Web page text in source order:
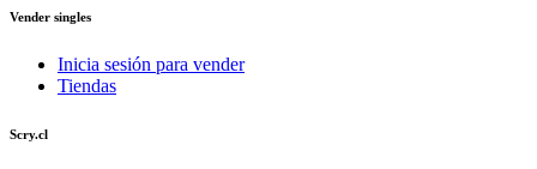
Vender singles
Inicia sesión para vender
Tiendas
Scry.cl